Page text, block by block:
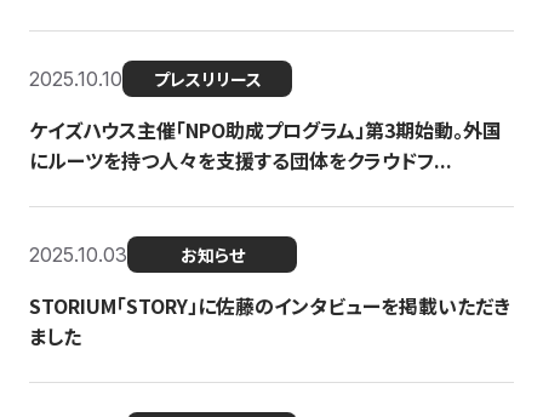
2025.10.10 プレスリリース
ケイズハウス主催「NPO助成プログラム」第3期始動。外国
にルーツを持つ人々を支援する団体をクラウドフ...
2025.10.03 お知らせ
STORIUM「STORY」に佐藤のインタビューを掲載いただき
ました